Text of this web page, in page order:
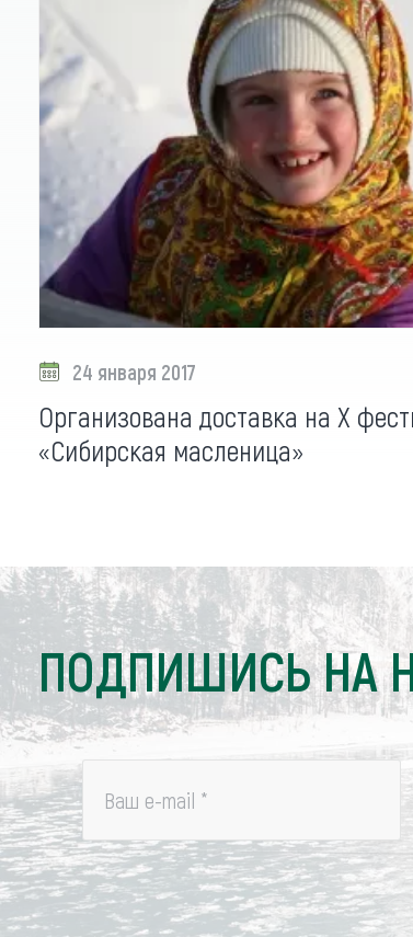
24 января 2017
Организована доставка на X
«Сибирская масленица»
ПОДПИШИСЬ НА
Ваш e-mail *